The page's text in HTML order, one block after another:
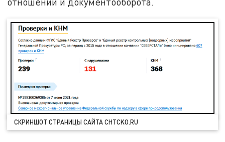
СКРИНШОТ СТРАНИЦЫ САЙТА CHTCKO.RU